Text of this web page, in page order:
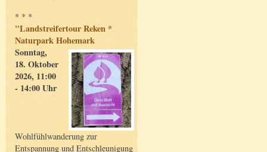
* * *
"Landstreifertour Reken *
Naturpark Hohemark
Sonntag,
18. Oktober
2026, 11:00
- 14:00 Uhr
Wohlfühlwanderung zur
Entspannung und Entschleunigung